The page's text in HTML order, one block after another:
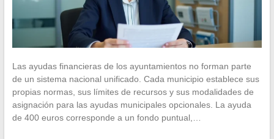
Las ayudas financieras de los ayuntamientos no forman parte
de un sistema nacional unificado. Cada municipio establece sus
propias normas, sus límites de recursos y sus modalidades de
asignación para las ayudas municipales opcionales. La ayuda
de 400 euros corresponde a un fondo puntual,…